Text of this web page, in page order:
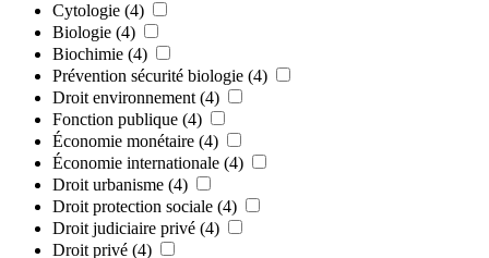
Cytologie (4)
Biologie (4)
Biochimie (4)
Prévention sécurité biologie (4)
Droit environnement (4)
Fonction publique (4)
Économie monétaire (4)
Économie internationale (4)
Droit urbanisme (4)
Droit protection sociale (4)
Droit judiciaire privé (4)
Droit privé (4)